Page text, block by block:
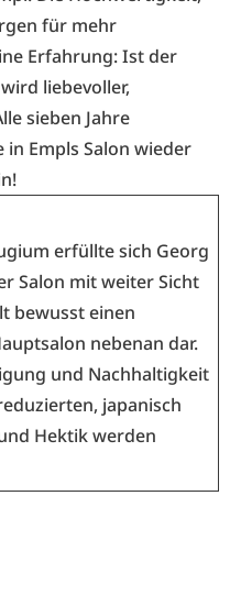
für mehr
Erfahrung: Ist der
liebevoller,
sieben Jahre
Empls Salon wieder
erfüllte sich Georg
Salon mit weiter Sicht
bewusst einen
nebenan dar.
und Nachhaltigkeit
japanisch
Hektik werden